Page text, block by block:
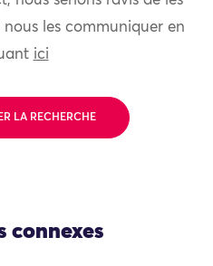
les communiquer en
ici
LA RECHERCHE
connexes